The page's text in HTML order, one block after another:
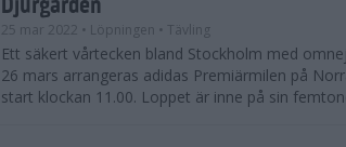
25 mar 2022 • Löpningen • Tävling
Ett säkert vårtecken bland Stockholm med
26 mars arrangeras adidas Premiärmilen på
start klockan 11.00. Loppet är inne på sin